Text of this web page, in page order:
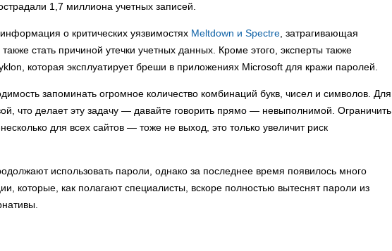
1,7 миллиона учетных записей.
о критических уязвимостях Meltdown и Spectre , затрагивающая
стать причиной утечки учетных данных. Кроме этого, эксперты также
которая эксплуатирует бреши в приложениях Microsoft для кражи паролей.
запоминать огромное количество комбинаций букв, чисел и символов. Для
что делает эту задачу — давайте говорить прямо — невыполнимой. Ограничить
для всех сайтов — тоже не выход, это только увеличит риск
использовать пароли, однако за последнее время появилось много
которые, как полагают специалисты, вскоре полностью вытеснят пароли из